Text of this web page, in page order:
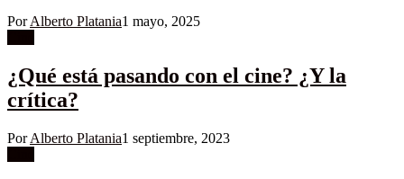
PorAlberto Platania1 mayo, 2025
¿Qué está pasando con el cine? ¿Y la
crítica?
PorAlberto Platania1 septiembre, 2023